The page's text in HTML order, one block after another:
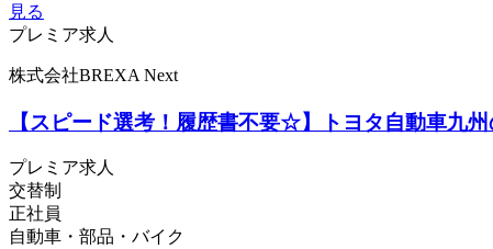
見る
プレミア求人
株式会社BREXA Next
【スピード選考！履歴書不要☆】トヨタ自動車九
プレミア求人
交替制
正社員
自動車・部品・バイク